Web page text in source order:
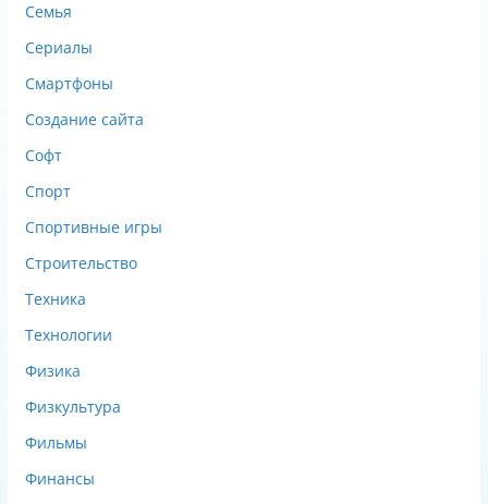
Семья
Сериалы
Смартфоны
Создание сайта
Софт
Спорт
Спортивные игры
Строительство
Техника
Технологии
Физика
Физкультура
Фильмы
Финансы